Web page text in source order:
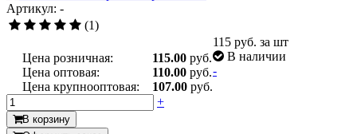
Артикул: -
(1)
Цена розничная: 115.00 руб.
Цена оптовая:
110.00 руб.
Цена крупнооптовая:
107.00 руб.
115 руб. за шт
В наличии
-
+
В корзину